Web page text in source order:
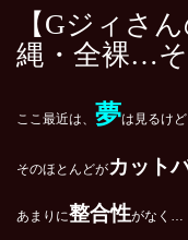
【Gジィさ
縄・全裸…
ここ最近は、 夢は見るけ
そのほとんどがカット
あまりに整合性がなく…